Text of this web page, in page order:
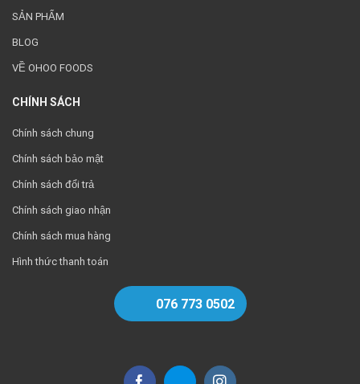
SẢN PHẨM
BLOG
VỀ OHOO FOODS
CHÍNH SÁCH
Chính sách chung
Chính sách bảo mật
Chính sách đổi trả
Chính sách giao nhận
Chính sách mua hàng
Hình thức thanh toán
076 773 0502